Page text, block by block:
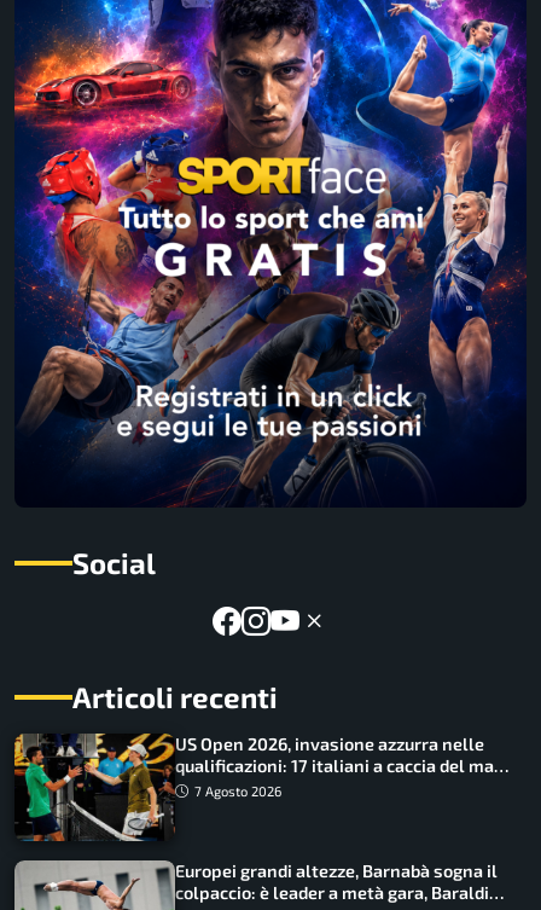
Social
Articoli recenti
US Open 2026, invasione azzurra nelle
qualificazioni: 17 italiani a caccia del main
draw7 Agosto 2026
Europei grandi altezze, Barnabà sogna il
colpaccio: è leader a metà gara, Baraldi